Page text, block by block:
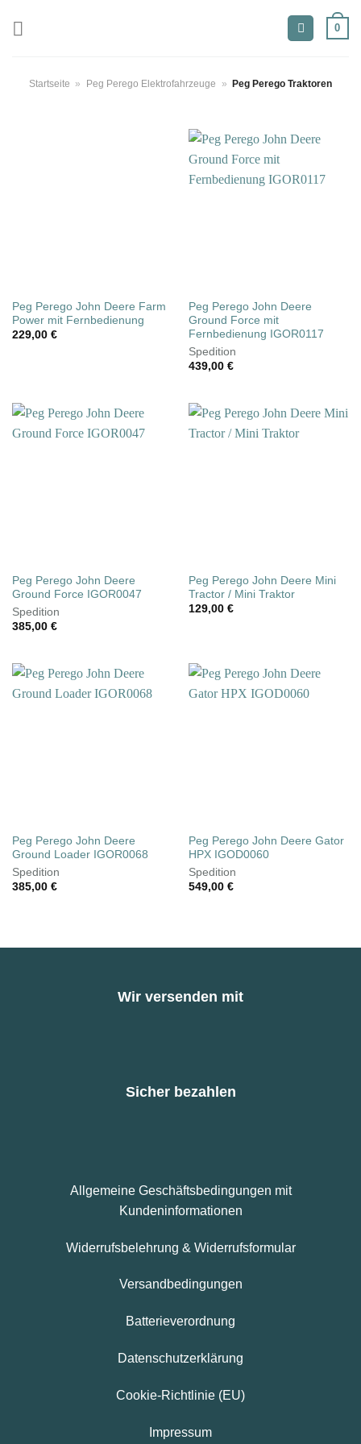
0
Startseite » Peg Perego Elektrofahrzeuge » Peg Perego Traktoren
Peg Perego John Deere Farm
Power mit Fernbedienung
229,00 €
Peg Perego John Deere
Ground Force mit
Fernbedienung IGOR0117
Spedition
439,00 €
Peg Perego John Deere
Ground Force IGOR0047
Spedition
385,00 €
Peg Perego John Deere Mini
Tractor / Mini Traktor
129,00 €
Peg Perego John Deere
Ground Loader IGOR0068
Spedition
385,00 €
Peg Perego John Deere Gator
HPX IGOD0060
Spedition
549,00 €
Wir versenden mit
Sicher bezahlen
Allgemeine Geschäftsbedingungen mit
Kundeninformationen
Widerrufsbelehrung & Widerrufsformular
Versandbedingungen
Batterieverordnung
Datenschutzerklärung
Cookie-Richtlinie (EU)
Impressum